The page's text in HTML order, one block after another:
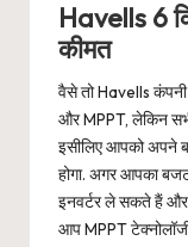
Havells 6
कीमत
वैसे तो Havells कंपनी
और MPPT, लेकिन
इसीलिए आपको अपने
होगा. अगर आपका
इनवर्टर ले सकते हैं और
आप MPPT